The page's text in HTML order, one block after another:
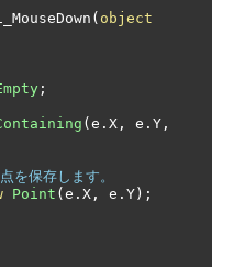
( object
;
( e . X , e . Y ,
保存します。
Point ( e . X , e . Y );